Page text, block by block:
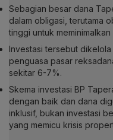
Sebagian besar dana
dalam obligasi, terutama
tinggi untuk meminimalkan
Investasi tersebut
penguasa pasar
sekitar 6-7%.
Skema investasi BP
dengan baik dan dana
inklusif, bukan investasi
yang memicu krisis